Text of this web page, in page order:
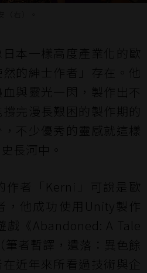
本一樣高度產業化的歐
的紳士作者」存在。他
與靈光一閃，製作出不
撐完漫長艱困的製作期的
不少優秀的靈感就這樣
長河中。
作者「Kerni」可說是歐
，他成功使用Unity製作
戲《Abandoned: A Tale
者暫譯，遺落：異色餘
近年來所看過技術與企